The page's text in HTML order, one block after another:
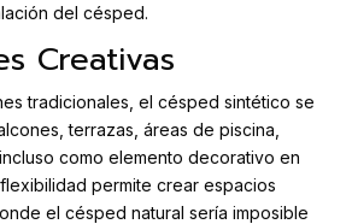
del césped.
Creativas
tradicionales, el césped sintético se
terrazas, áreas de piscina,
como elemento decorativo en
permite crear espacios
el césped natural sería imposible